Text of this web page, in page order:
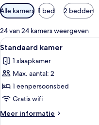
Beschikbare
filters
voor
kamers
Alle kamers 1 bed 2 bedden
24 van 24 kamers weergeven
Alle
foto's
voor
Standaard
kamer
laden
1
Standaard kamer
1 slaapkamer
Max. aantal: 2
1 eenpersoonsbed
Gratis wifi
Meer informatie
Meer